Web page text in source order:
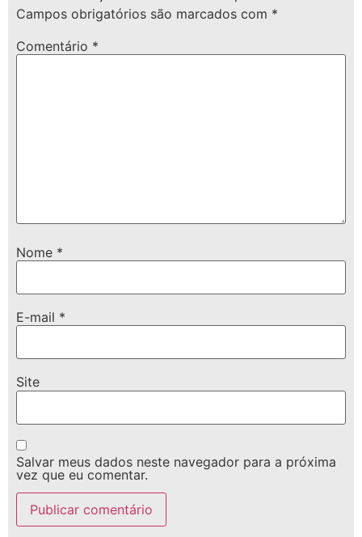
Campos obrigatórios são marcados com *
Comentário *
Nome *
E-mail *
Site
Salvar meus dados neste navegador para a próxima
vez que eu comentar.